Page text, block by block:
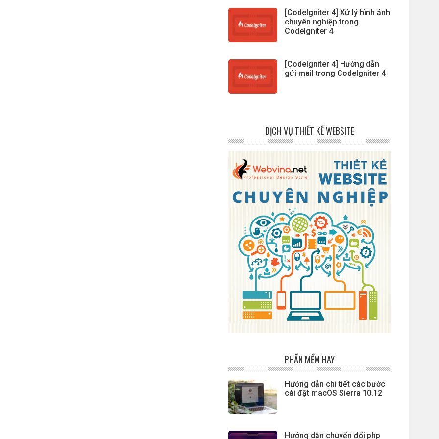
[CodeIgniter 4] Xử lý hình ảnh
chuyên nghiệp trong
CodeIgniter 4
[CodeIgniter 4] Hướng dẫn
gửi mail trong CodeIgniter 4
DỊCH VỤ THIẾT KẾ WEBSITE
PHẦN MỀM HAY
Hướng dẫn chi tiết các bước
cài đặt macOS Sierra 10.12
Hướng dẫn chuyển đổi php